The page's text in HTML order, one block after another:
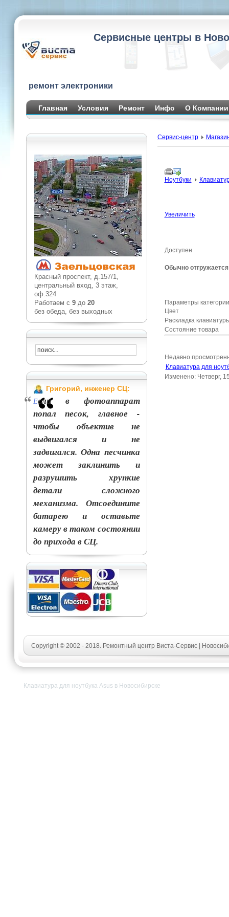
Сервисные центры в
ремонт электроники
Главная Условия Ремонт Инфо О Компании
Красный проспект, д.157/1,
центральный вход, 3 этаж,
оф.324
Работаем с 9до 20
без обеда, без выходных
Григорий, инженер СЦ:
Если в фотоаппарат
попал песок, главное -
чтобы объектив не
выдвигался и не
задвигался. Одна песчинка
может заклинить и
разрушить хрупкие
детали сложного
механизма. Отсоедините
батарею и оставьте
камеру в таком состоянии
до прихода в СЦ.
Сервис-центр
Ноутбуки
Увеличить
Доступен
Обычно
Параметры
Цвет
Раскладка
Состояние товара
Недавно
Клавиатура для
Изменено: Четверг,
Copyright © 2002 - 2018. Ремонтный центр Виста-Сервис |
Клавиатура для ноутбука Asus в Новосибирске